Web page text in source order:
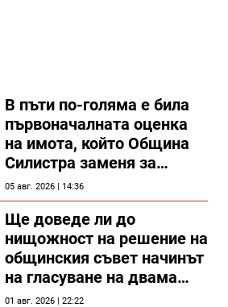
В пъти по-голяма е била
първоначалната оценка
на имота, който Община
Силистра заменя за
спирка, показват
документи
05 авг. 2026 | 14:36
Ще доведе ли до
нищожност на решение на
общинския съвет начинът
на гласуване на двама
съветници в Силистра?
01 авг. 2026 | 22:22